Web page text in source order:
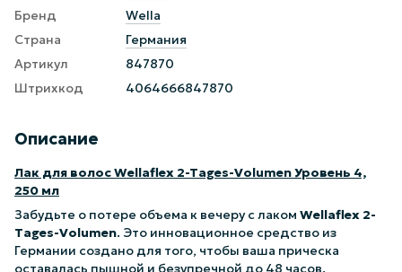
Бренд
Wella
Страна
Германия
Артикул
847870
Штрихкод
4064666847870
Описание
Лак для волос Wellaflex 2-Tages-Volumen Уровень 4,
250 мл
Забудьте о потере объема к вечеру с лаком Wellaflex 2-
Tages-Volumen. Это инновационное средство из
Германии создано для того, чтобы ваша прическа
оставалась пышной и безупречной до 48 часов.